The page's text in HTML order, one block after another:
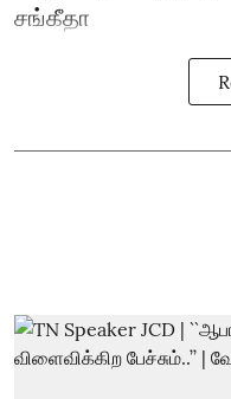
சங்கீதா